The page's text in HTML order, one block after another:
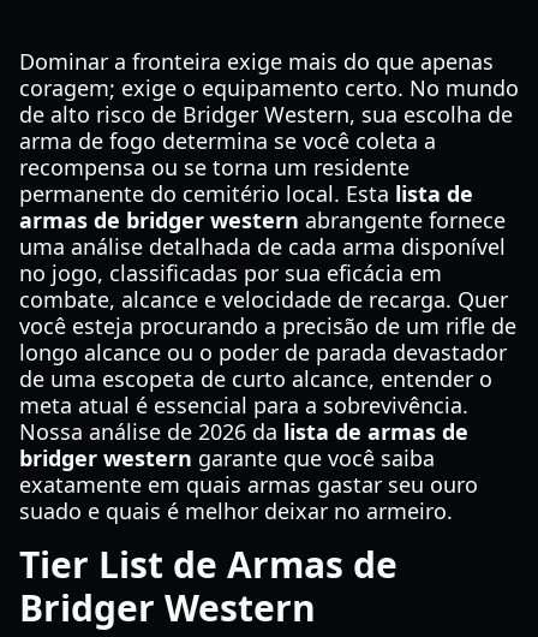
Dominar a fronteira exige mais do que apenas
coragem; exige o equipamento certo. No mundo
de alto risco de Bridger Western, sua escolha de
arma de fogo determina se você coleta a
recompensa ou se torna um residente
permanente do cemitério local. Esta lista de
armas de bridger western abrangente fornece
uma análise detalhada de cada arma disponível
no jogo, classificadas por sua eficácia em
combate, alcance e velocidade de recarga. Quer
você esteja procurando a precisão de um rifle de
longo alcance ou o poder de parada devastador
de uma escopeta de curto alcance, entender o
meta atual é essencial para a sobrevivência.
Nossa análise de 2026 da lista de armas de
bridger western garante que você saiba
exatamente em quais armas gastar seu ouro
suado e quais é melhor deixar no armeiro.
Tier List de Armas de
Bridger Western